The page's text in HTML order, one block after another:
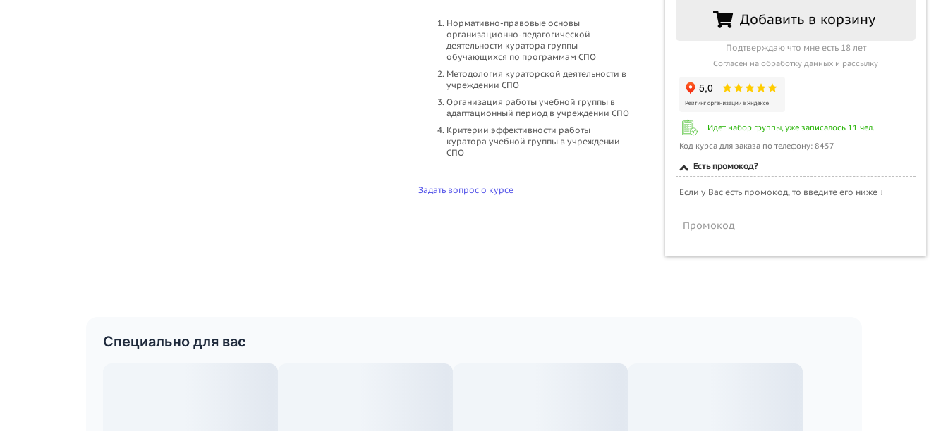
Нормативно-правовые основы
организационно-педагогической
деятельности куратора группы
обучающихся по программам СПО
Методология кураторской деятельности в
учреждении СПО
Организация работы учебной группы в
адаптационный период в учреждении СПО
Критерии эффективности работы
куратора учебной группы в учреждении
СПО
Задать вопрос о курсе
Добавить в корзину
Подтверждаю что мне есть 18 лет
Согласен на обработку данных и рассылку
Идет набор группы, уже записалось 11 чел.
Код курса для заказа по телефону: 8457
Есть промокод?
Если у Вас есть промокод, то введите его ниже ↓
Промокод
Специально для вас